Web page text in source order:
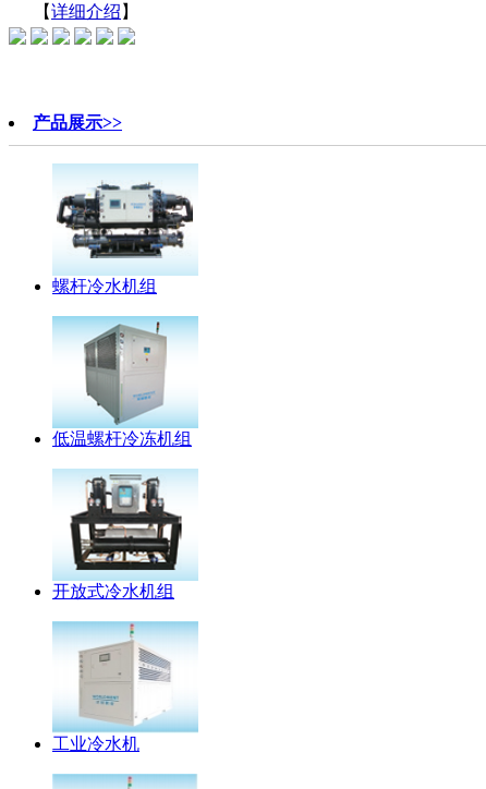
【详细介绍 】
产品展示>>
螺杆冷水机组
低温螺杆冷冻机组
开放式冷水机组
工业冷水机